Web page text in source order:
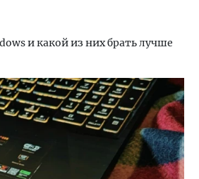
и какой из них брать лучше